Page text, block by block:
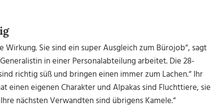
Sie sind ein super Ausgleich zum Bürojob“, sagt
in einer Personalabteilung arbeitet. Die 28-
richtig süß und bringen einen immer zum Lachen.“ Ihr
einen eigenen Charakter und Alpakas sind Fluchttiere, sie
nächsten Verwandten sind übrigens Kamele.“